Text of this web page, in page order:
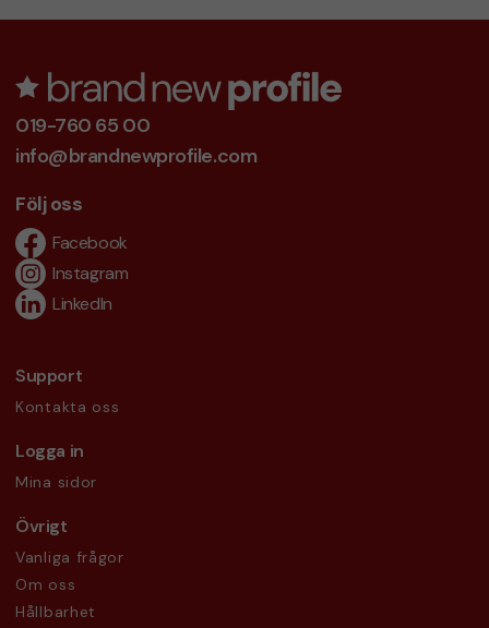
019-760 65 00
info@brandnewprofile.com
Följ oss
Facebook
Instagram
LinkedIn
Support
Kontakta oss
Logga in
Mina sidor
Övrigt
Vanliga frågor
Om oss
Hållbarhet